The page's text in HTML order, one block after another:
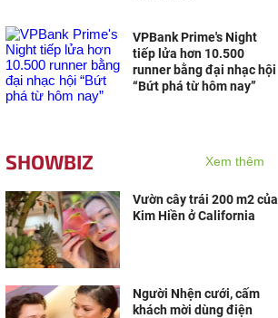
VPBank Prime's Night
tiếp lửa hơn 10.500
runner bằng đại nhạc hội
“Bứt phá từ hôm nay”
SHOWBIZ Xem thêm
Vườn cây trái 200 m2 của
Kim Hiền ở California
Người Nhện cưới, cấm
khách mời dùng điện